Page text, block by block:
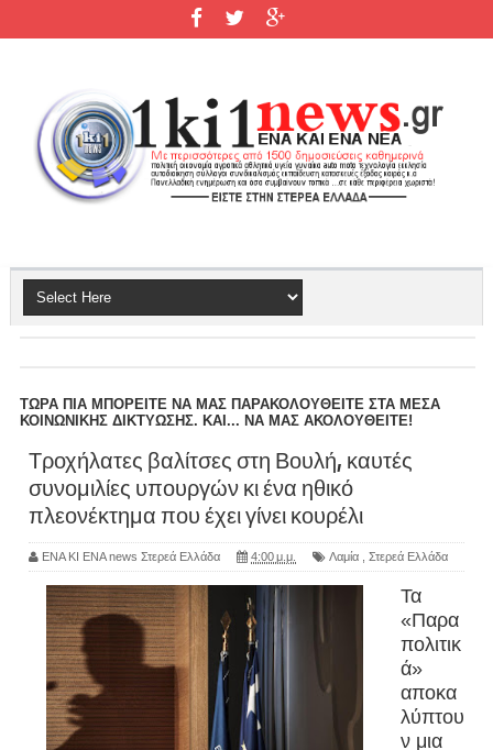
ΤΩΡΑ ΠΙΑ ΜΠΟΡΕΙΤΕ ΝΑ ΜΑΣ ΠΑΡΑΚΟΛΟΥΘΕΙΤΕ ΣΤΑ ΜΕΣΑ
ΚΟΙΝΩΝΙΚΗΣ ΔΙΚΤΥΩΣΗΣ. ΚΑΙ... ΝΑ ΜΑΣ ΑΚΟΛΟΥΘΕΙΤΕ!
Τροχήλατες βαλίτσες στη Βουλή, καυτές
συνομιλίες υπουργών κι ένα ηθικό
πλεονέκτημα που έχει γίνει κουρέλι
ΕΝΑ ΚΙ ΕΝΑ news Στερεά Ελλάδα 4:00 μ.μ. Λαμία Στερεά Ελλάδα
Τα
«Παρα
πολιτικ
ά»
αποκα
λύπτου
ν μια